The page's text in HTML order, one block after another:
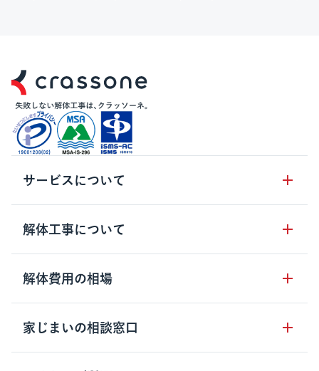
サービスについて
サービスの流れ
サービスのメリット
クラッソーネの自治体連携
解体工事について
解体工事の基礎知識
解体工事に関わる法律
用語集
解体費用の相場
木造住宅の相場
鉄骨造住宅の相場
家じまいの相談窓口